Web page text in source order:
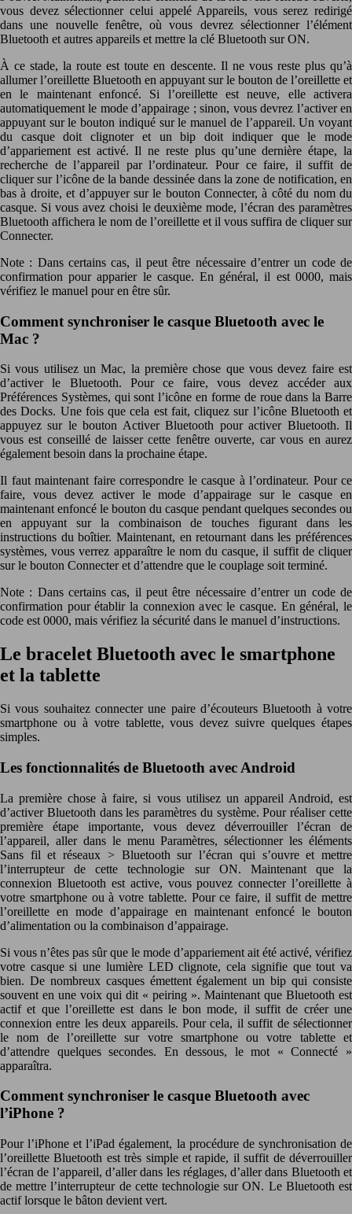
vous devez sélectionner celui appelé Appareils, vous serez redirigé
dans une nouvelle fenêtre, où vous devrez sélectionner l’élément
Bluetooth et autres appareils et mettre la clé Bluetooth sur ON.
À ce stade, la route est toute en descente. Il ne vous reste plus qu’à
allumer l’oreillette Bluetooth en appuyant sur le bouton de l’oreillette et
en le maintenant enfoncé. Si l’oreillette est neuve, elle activera
automatiquement le mode d’appairage ; sinon, vous devrez l’activer en
appuyant sur le bouton indiqué sur le manuel de l’appareil. Un voyant
du casque doit clignoter et un bip doit indiquer que le mode
d’appariement est activé. Il ne reste plus qu’une dernière étape, la
recherche de l’appareil par l’ordinateur. Pour ce faire, il suffit de
cliquer sur l’icône de la bande dessinée dans la zone de notification, en
bas à droite, et d’appuyer sur le bouton Connecter, à côté du nom du
casque. Si vous avez choisi le deuxième mode, l’écran des paramètres
Bluetooth affichera le nom de l’oreillette et il vous suffira de cliquer sur
Connecter.
Note : Dans certains cas, il peut être nécessaire d’entrer un code de
confirmation pour apparier le casque. En général, il est 0000, mais
vérifiez le manuel pour en être sûr.
Comment synchroniser le casque Bluetooth avec le
Mac ?
Si vous utilisez un Mac, la première chose que vous devez faire est
d’activer le Bluetooth. Pour ce faire, vous devez accéder aux
Préférences Systèmes, qui sont l’icône en forme de roue dans la Barre
des Docks. Une fois que cela est fait, cliquez sur l’icône Bluetooth et
appuyez sur le bouton Activer Bluetooth pour activer Bluetooth. Il
vous est conseillé de laisser cette fenêtre ouverte, car vous en aurez
également besoin dans la prochaine étape.
Il faut maintenant faire correspondre le casque à l’ordinateur. Pour ce
faire, vous devez activer le mode d’appairage sur le casque en
maintenant enfoncé le bouton du casque pendant quelques secondes ou
en appuyant sur la combinaison de touches figurant dans les
instructions du boîtier. Maintenant, en retournant dans les préférences
systèmes, vous verrez apparaître le nom du casque, il suffit de cliquer
sur le bouton Connecter et d’attendre que le couplage soit terminé.
Note : Dans certains cas, il peut être nécessaire d’entrer un code de
confirmation pour établir la connexion avec le casque. En général, le
code est 0000, mais vérifiez la sécurité dans le manuel d’instructions.
Le bracelet Bluetooth avec le smartphone
et la tablette
Si vous souhaitez connecter une paire d’écouteurs Bluetooth à votre
smartphone ou à votre tablette, vous devez suivre quelques étapes
simples.
Les fonctionnalités de Bluetooth avec Android
La première chose à faire, si vous utilisez un appareil Android, est
d’activer Bluetooth dans les paramètres du système. Pour réaliser cette
première étape importante, vous devez déverrouiller l’écran de
l’appareil, aller dans le menu Paramètres, sélectionner les éléments
Sans fil et réseaux > Bluetooth sur l’écran qui s’ouvre et mettre
l’interrupteur de cette technologie sur ON. Maintenant que la
connexion Bluetooth est active, vous pouvez connecter l’oreillette à
votre smartphone ou à votre tablette. Pour ce faire, il suffit de mettre
l’oreillette en mode d’appairage en maintenant enfoncé le bouton
d’alimentation ou la combinaison d’appairage.
Si vous n’êtes pas sûr que le mode d’appariement ait été activé, vérifiez
votre casque si une lumière LED clignote, cela signifie que tout va
bien. De nombreux casques émettent également un bip qui consiste
souvent en une voix qui dit « peiring ». Maintenant que Bluetooth est
actif et que l’oreillette est dans le bon mode, il suffit de créer une
connexion entre les deux appareils. Pour cela, il suffit de sélectionner
le nom de l’oreillette sur votre smartphone ou votre tablette et
d’attendre quelques secondes. En dessous, le mot « Connecté »
apparaîtra.
Comment synchroniser le casque Bluetooth avec
l’iPhone ?
Pour l’iPhone et l’iPad également, la procédure de synchronisation de
l’oreillette Bluetooth est très simple et rapide, il suffit de déverrouiller
l’écran de l’appareil, d’aller dans les réglages, d’aller dans Bluetooth et
de mettre l’interrupteur de cette technologie sur ON. Le Bluetooth est
actif lorsque le bâton devient vert.